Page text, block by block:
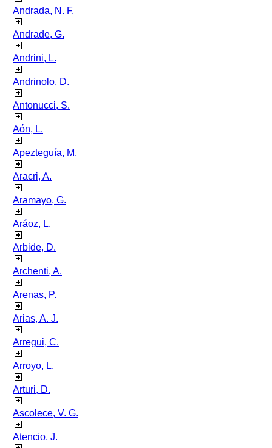
Andrada, N. F.
Andrade, G.
Andrini, L.
Andrinolo, D.
Antonucci, S.
Aón, L.
Apezteguía, M.
Aracri, A.
Aramayo, G.
Aráoz, L.
Arbide, D.
Archenti, A.
Arenas, P.
Arias, A. J.
Arregui, C.
Arroyo, L.
Arturi, D.
Ascolece, V. G.
Atencio, J.